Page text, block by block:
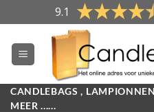
to
content
9.1
CANDLEBAGS ,
MEER ......